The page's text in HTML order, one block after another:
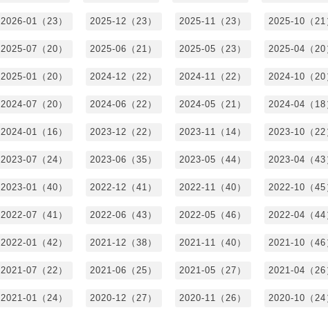
2026-01（23） 2025-12（23） 2025-11（23） 2025-10（21
2025-07（20） 2025-06（21） 2025-05（23） 2025-04（20
2025-01（20） 2024-12（22） 2024-11（22） 2024-10（20
2024-07（20） 2024-06（22） 2024-05（21） 2024-04（18
2024-01（16） 2023-12（22） 2023-11（14） 2023-10（22
2023-07（24） 2023-06（35） 2023-05（44） 2023-04（43
2023-01（40） 2022-12（41） 2022-11（40） 2022-10（45
2022-07（41） 2022-06（43） 2022-05（46） 2022-04（44
2022-01（42） 2021-12（38） 2021-11（40） 2021-10（46
2021-07（22） 2021-06（25） 2021-05（27） 2021-04（26
2021-01（24） 2020-12（27） 2020-11（26） 2020-10（24